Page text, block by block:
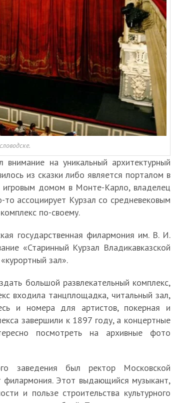
на уникальный архитектурный
из сказки либо является порталом в
игровым домом в Монте-Карло, владелец
ассоциирует Курзал со средневековым
по-своему.
государственная филармония им. В. И.
«Старинный Курзал Владикавказской
зал».
большой развлекательный комплекс,
входила танцплощадка, читальный зал,
и номера для артистов, покерная и
завершили к 1897 году, а концертные
посмотреть на архивные фото
заведения был ректор Московской
филармония. Этот выдающийся музыкант,
и пользе строительства культурного